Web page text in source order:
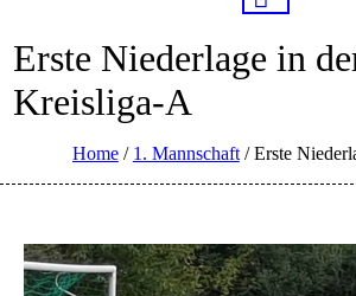
Erste Niederlage in
Kreisliga-A
Home / 1. Mannschaft /Erste